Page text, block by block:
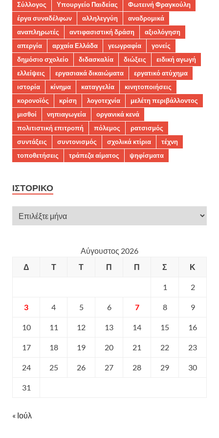
Σύλλογος
Υπουργείο Παιδείας
Φωτεινή Φραγκούλη
έργα συναδέλφων
αλληλεγγύη
αναδρομικά
αναπληρωτές
αντιφασιστική δράση
αξιολόγηση
απεργία
αρχαία Ελλάδα γεωγραφία
γονείς
δημόσιο σχολείο
διδασκαλία διώξεις
ειδική αγωγή
ελλείψεις
εργασιακά δικαιώματα
εργατικό ατύχημα
ιστορία
κίνημα καταγγελία
κινητοποιήσεις
κορονοϊός
κρίση λογοτεχνία
μελέτη περιβάλλοντος
μισθοί
νηπιαγωγεία
οργανικά κενά
πολιτιστική επιτροπή
πόλεμος
ρατσισμός
συντάξεις
συντονισμός σχολικά κτίρια
τέχνη
τοποθετήσεις
τράπεζα αίματος ψηφίσματα
ΙΣΤΟΡΙΚΌ
Αύγουστος 2026
Δ
Τ Τ Π Π Σ Κ
1 2
3 4 5 6 7 8 9
10 11 12 13 14 15 16
17 18 19 20 21 22 23
24 25 26 27 28 29 30
31
« Ιούλ